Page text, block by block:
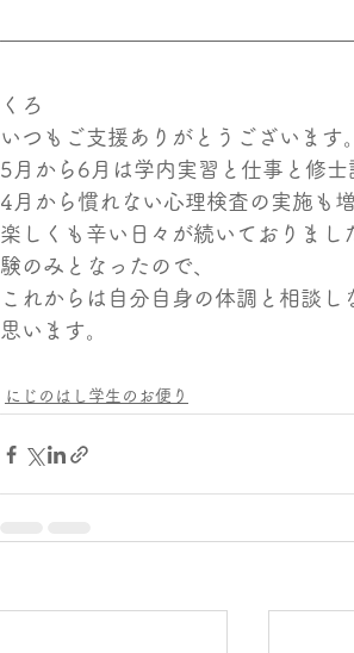
くろ
いつもご支援ありがとうございます。
5月から6月は学内実習と仕事と修士
4月から慣れない心理検査の実施も
楽しくも辛い日々が続いておりま
験のみとなったので、
これからは自分自身の体調と相談
思います。
にじのはし学生のお便り